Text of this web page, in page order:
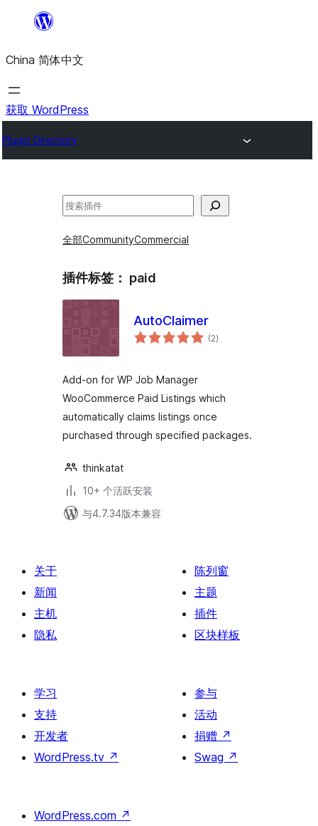
内
容
China 简体中文
获取 WordPress
Plugin Directory
搜
全部CommunityCommercial
插件标签： paid
AutoClaimer
(2总
评)
Add-on for WP Job Manager
WooCommerce Paid Listings which
automatically claims listings once
purchased through specified packages.
thinkatat
10+ 个活跃安装
与4.7.34版本兼容
关于
新闻
主机
隐私
陈列窗
主题
插件
区块样板
学习
支持
开发者
WordPress.tv ↗
参与
活动
捐赠 ↗
Swag ↗
WordPress.com ↗